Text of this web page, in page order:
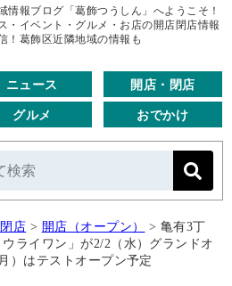
情報ブログ「葛飾つうしん」へようこそ！
・イベント・グルメ・お店の開店閉店情報
！葛飾区近隣地域の情報も
ニュース 開店・閉店
グルメ おでかけ
店 > 開店（オープン） > 亀有3丁
ライワン」が2/2（水）グランドオ
）はテストオープン予定